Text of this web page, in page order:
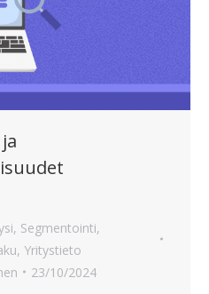
, Segmentointi,
, Yritystieto
23/10/2024